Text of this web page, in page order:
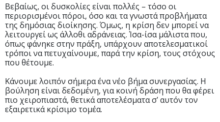
Βεβαίως, οι δυσκολίες είναι πολλές – τόσο οι
περιορισμένοι πόροι, όσο και τα γνωστά προβλήματα
της δημόσιας διοίκησης. Όμως, η κρίση δεν μπορεί να
λειτουργεί ως άλλοθι αδράνειας. Ίσα-ίσα μάλιστα που,
όπως φάνηκε στην πράξη, υπάρχουν αποτελεσματικοί
τρόποι να πετυχαίνουμε, παρά την κρίση, τους στόχους
που θέτουμε.
Κάνουμε λοιπόν σήμερα ένα νέο βήμα συνεργασίας. Η
βούληση είναι δεδομένη, για κοινή δράση που θα φέρει
πιο χειροπιαστά, θετικά αποτελέσματα σ’ αυτόν τον
εξαιρετικά κρίσιμο τομέα.